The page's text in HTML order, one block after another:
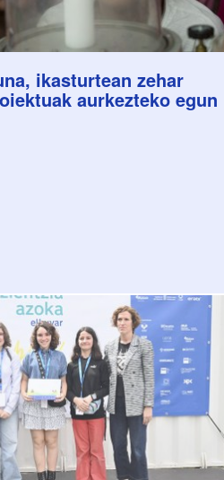
ikasturtean zehar
aurkezteko egun